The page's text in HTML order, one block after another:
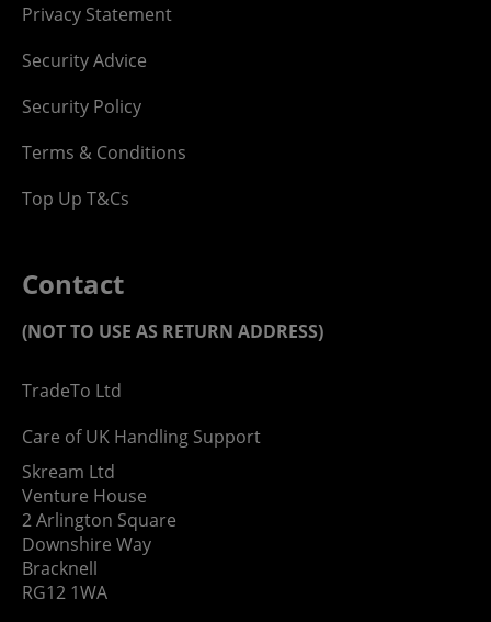
Privacy Statement
Security Advice
Security Policy
Terms & Conditions
Top Up T&Cs
Contact
(NOT TO USE AS RETURN ADDRESS)
TradeTo Ltd
Care of UK Handling Support
Skream Ltd
Venture House
2 Arlington Square
Downshire Way
Bracknell
RG12 1WA